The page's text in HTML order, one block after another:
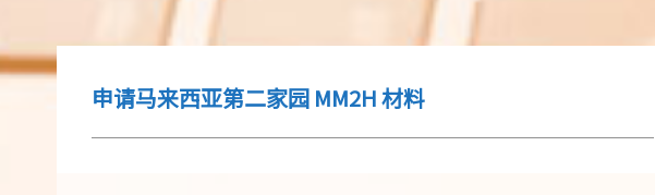
申请马来西亚第二家园 MM2H 材料